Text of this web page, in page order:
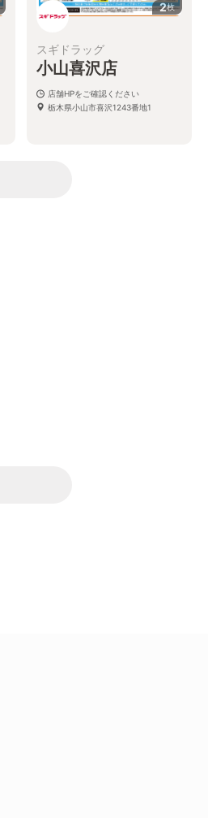
2枚
スギドラッグ
小山喜沢店
店舗HPをご確認ください
栃木県小山市喜沢1243番地1